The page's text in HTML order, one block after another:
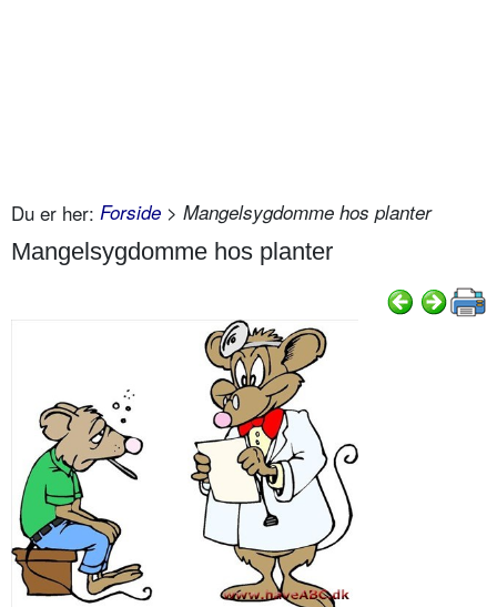
Du er her: Forside > Mangel­sygdomme hos planter
Mangel­sygdomme hos planter